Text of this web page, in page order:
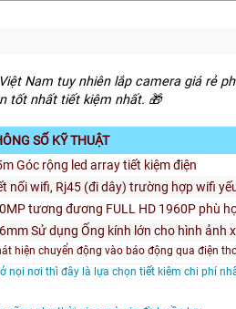
Nam tuy nhiên lắp camera giá rẻ
tốt nhất tiết kiệm nhất. 🎁
SỐ KỸ THUẬT
Góc rộng led array tiết kiệm điện
nối wifi, Rj45 (đi dây) trường hợp wifi
tương đương FULL HD 1960P phù
Sử dụng Ống kính lớn cho hình ảnh
hiện chuyển động vào báo động qua điện
nọi nơi thì đây là lựa chọn tiết kiêm chi phí